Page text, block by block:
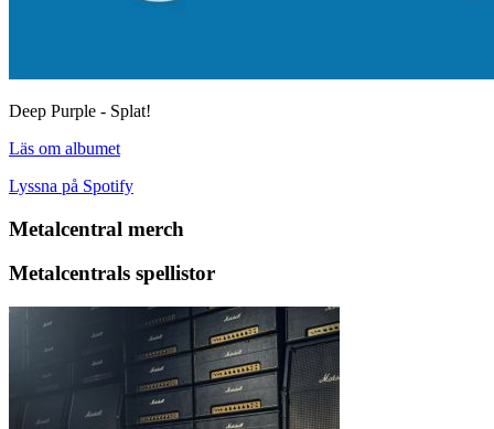
Deep Purple - Splat!
Läs om albumet
Lyssna på Spotify
Metalcentral merch
Metalcentrals spellistor